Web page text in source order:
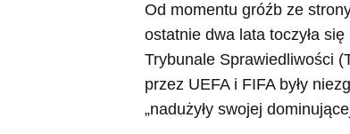
Od momentu gróźb ze
ostatnie dwa lata toczyła
Trybunale Sprawiedliwości
przez UEFA i FIFA były
„nadużyły swojej